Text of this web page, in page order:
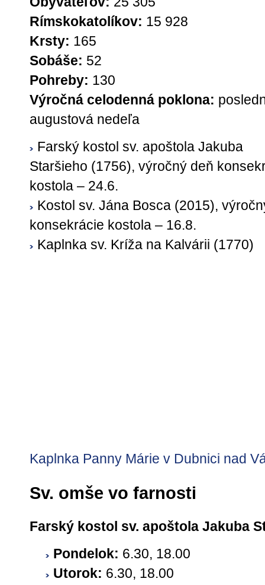
Rímskokatolíkov: 15 928
Krsty: 165
Sobáše: 52
Pohreby: 130
Výročná celodenná poklona:
augustová nedeľa
Farský kostol sv. apoštola Jakuba
Staršieho (1756), výročný deň
kostola – 24.6.
Kostol sv. Jána Bosca (2015),
konsekrácie kostola – 16.8.
Kaplnka sv. Kríža na Kalvárii (1770)
Kaplnka Panny Márie v Dubnici nad
Sv. omše vo farnosti
Farský kostol sv. apoštola Jakuba
Pondelok: 6.30, 18.00
Utorok: 6.30, 18.00